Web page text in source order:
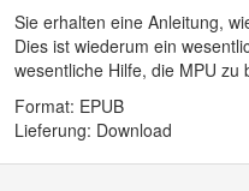
Sie erhalten eine Anleitung,
Dies ist wiederum ein
wesentliche Hilfe, die MPU zu
Format: EPUB
Lieferung: Download